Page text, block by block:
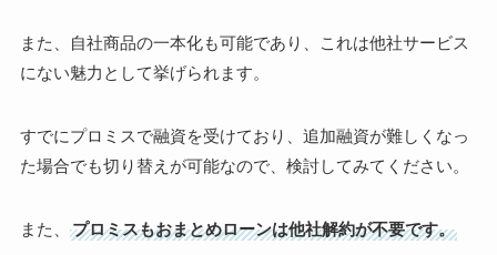
また、自社商品の一本化も可能であり、これは他社サービス
にない魅力として挙げられます。
すでにプロミスで融資を受けており、追加融資が難しくなっ
た場合でも切り替えが可能なので、検討してみてください。
また、 プロミスもおまとめローンは他社解約が不要です。